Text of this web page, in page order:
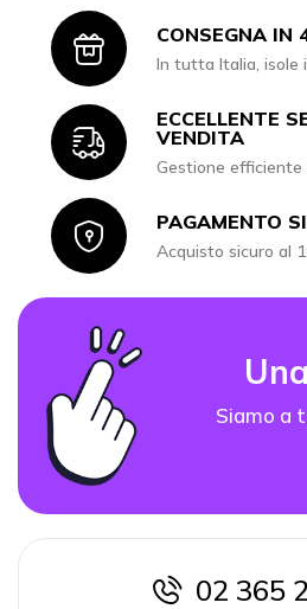
IconCONSEGNA IN
In tutta Italia, isole
Icon
ECCELLENTE
VENDITA
Gestione efficiente
IconPAGAMENTO
Acquisto sicuro al
Siamo a
icon
02 365